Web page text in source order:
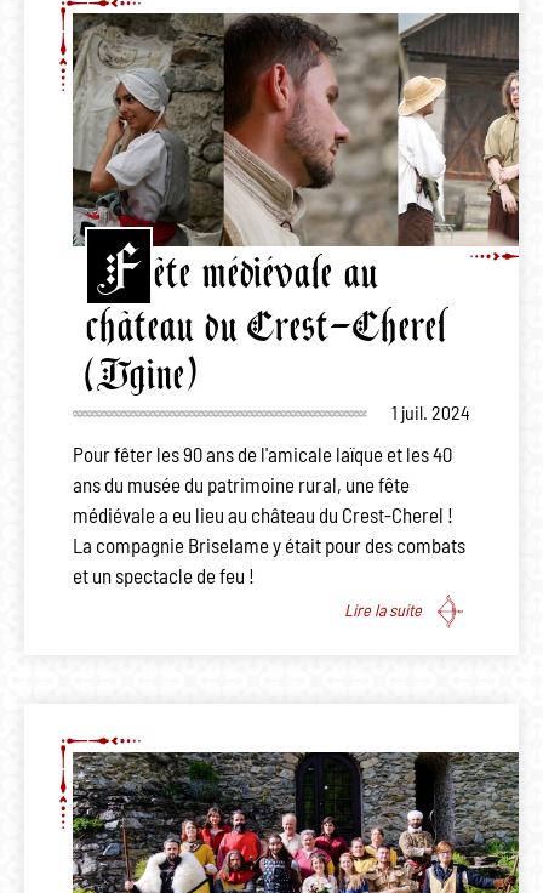
F ête médiévale au
château du Crest-Cherel
(Ugine)
1 juil. 2024
Pour fêter les 90 ans de l'amicale laïque et les 40
ans du musée du patrimoine rural, une fête
médiévale a eu lieu au château du Crest-Cherel !
La compagnie Briselame y était pour des combats
et un spectacle de feu !
Lire la suite